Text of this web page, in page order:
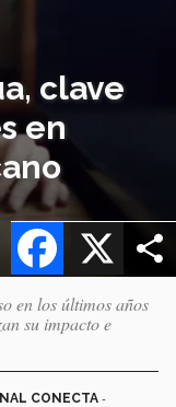
clave
en
X
Facebook
en los últimos años
su impacto e
CONECTA -